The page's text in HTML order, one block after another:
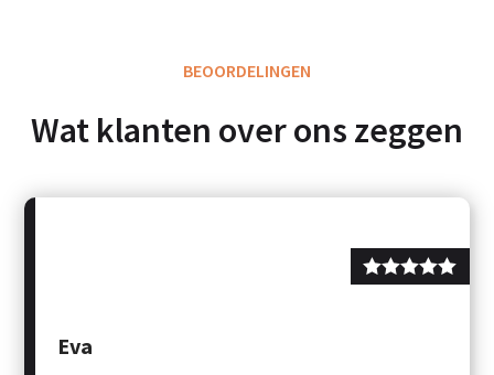
BEOORDELINGEN
Wat klanten over ons zeggen
Eva